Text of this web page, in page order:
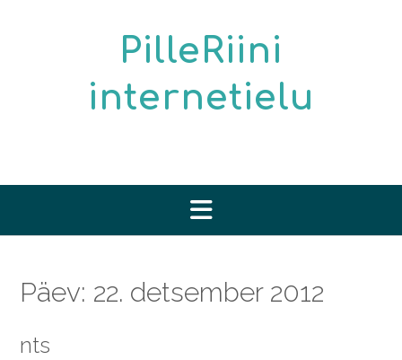
PilleRiini
internetielu
Päev: 22. detsember 2012
nts